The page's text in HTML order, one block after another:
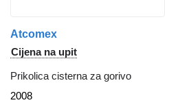
Atcomex
Cijena na upit
Prikolica cisterna za gorivo
2008